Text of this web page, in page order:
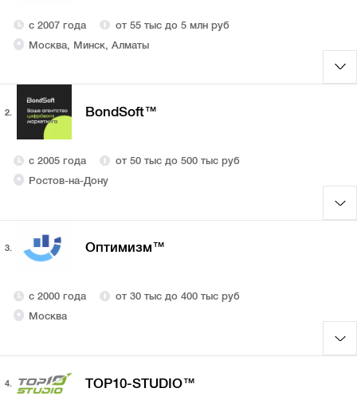
с 2007 года
от 55 тыс до 5 млн руб
Москва, Минск, Алматы
2. BondSoft™
с 2005 года
от 50 тыс до 500 тыс руб
Ростов-на-Дону
3. Оптимизм™
с 2000 года
от 30 тыс до 400 тыс руб
Москва
4. TOP10-STUDIO™